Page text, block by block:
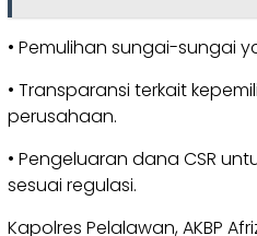
• Pemulihan sungai-sungai
• Transparansi terkait
perusahaan.
• Pengeluaran dana CSR
sesuai regulasi.
Kapolres Pelalawan, AKBP